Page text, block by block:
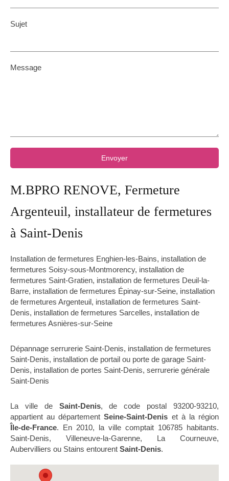
Sujet
Message
Envoyer
M.BPRO RENOVE, Fermeture
Argenteuil, installateur de fermetures
à Saint-Denis
Installation de fermetures Enghien-les-Bains, installation de
fermetures Soisy-sous-Montmorency, installation de
fermetures Saint-Gratien, installation de fermetures Deuil-la-
Barre, installation de fermetures Épinay-sur-Seine, installation
de fermetures Argenteuil, installation de fermetures Saint-
Denis, installation de fermetures Sarcelles, installation de
fermetures Asnières-sur-Seine
Dépannage serrurerie Saint-Denis, installation de fermetures
Saint-Denis, installation de portail ou porte de garage Saint-
Denis, installation de portes Saint-Denis, serrurerie générale
Saint-Denis
La ville de Saint-Denis, de code postal 93200-93210,
appartient au départementSeine-Saint-Denis et à la région
Île-de-France. En 2010, la ville comptait 106785 habitants.
Saint-Denis, Villeneuve-la-Garenne, La Courneuve,
Aubervilliers ou Stains entourent Saint-Denis.